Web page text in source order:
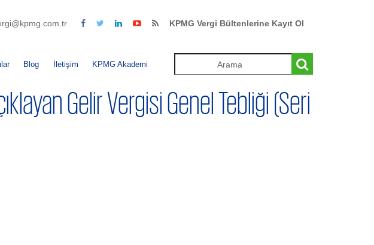
KPMG Vergi Bültenlerine Kayıt Ol
Blog İletişim KPMG Akademi
Gelir Vergisi Genel Tebliği (Seri